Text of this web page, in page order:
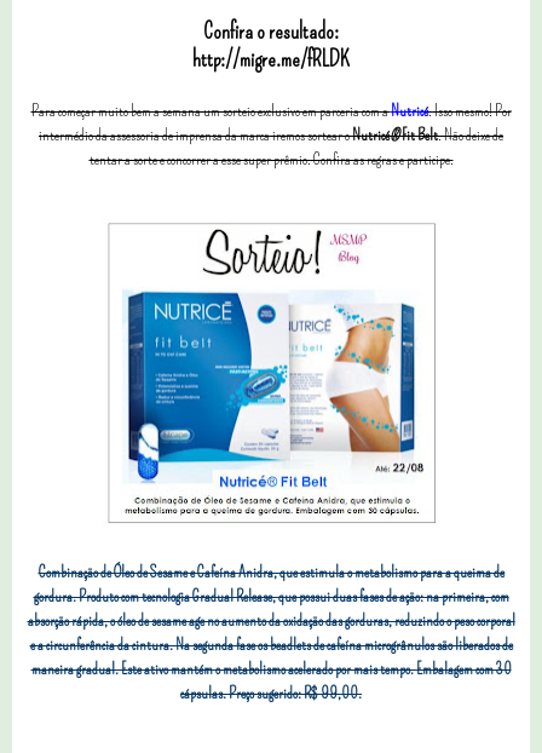
Confira o resultado:
http://migre.me/fRLDK
Para começar muito bem a semana um sorteio exclusivo em parceria com aNutricé. Isso mesmo! Por
intermédio da assessoria de imprensa da marca iremos sortear oNutricé®Fit Belt.Não deixe de
tentar a sorte e concorrer a esse super prêmio. Confira as regras e participe.
Combinação de Óleo de Sesame e Cafeína Anidra, que estimula o metabolismo para a queima de
gordura. Produto com tecnologia Gradual Release, que possui duas fases de ação: na primeira, com
absorção rápida, o óleo de sesame age no aumento da oxidação das gorduras, reduzindo o peso corporal
e a circunferência da cintura. Na segunda fase os beadlets de cafeína microgrânulos são liberados de
maneira gradual. Este ativo mantém o metabolismo acelerado por mais tempo. Embalagem com 30
cápsulas. Preço sugerido: R$ 99,00.